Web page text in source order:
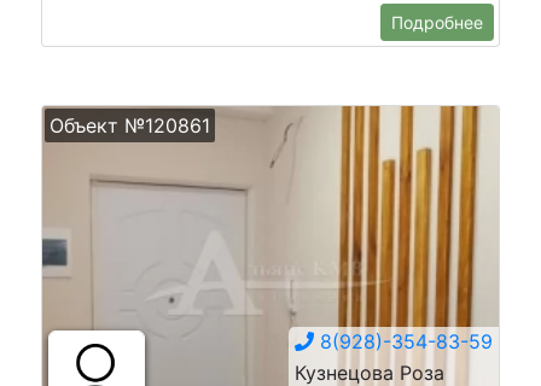
Подробнее
Объект №120861
8(928)-354-83-59
Кузнецова Роза